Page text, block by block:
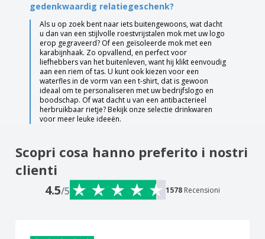
gedenkwaardig relatiegeschenk?
Als u op zoek bent naar iets buitengewoons, wat dacht
u dan van een stijlvolle roestvrijstalen mok met uw logo
erop gegraveerd? Of een geïsoleerde mok met een
karabijnhaak. Zo opvallend, en perfect voor
liefhebbers van het buitenleven, want hij klikt eenvoudig
aan een riem of tas. U kunt ook kiezen voor een
waterfles in de vorm van een t-shirt, dat is gewoon
ideaal om te personaliseren met uw bedrijfslogo en
boodschap. Of wat dacht u van een antibacterieel
herbruikbaar rietje? Bekijk onze selectie drinkwaren
voor meer leuke ideeën.
Scopri cosa hanno preferito i nostri
clienti
4.5/5 1578 Recensioni